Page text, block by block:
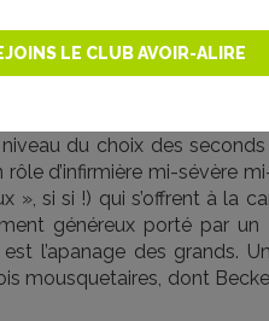
LE CLUB AVOIR-ALIRE
et leur intégration
des espaces vacants
reste un peu sur notre
protagonistes n’étant
N’en reste pas moins cette
du choix des
d’infirmière mi-sévère
», si si !) qui s’offrent à la
généreux porté par un
l’apanage des grands.
mousquetaires, dont